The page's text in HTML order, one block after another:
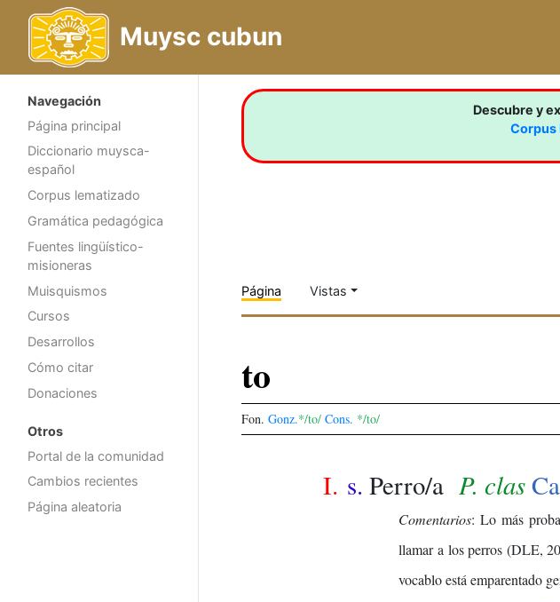
Muysc cubun
Navegación
Página principal
Diccionario muysca-
español
Corpus lematizado
Gramática pedagógica
Fuentes lingüístico-
misioneras
Muisquismos
Cursos
Desarrollos
Cómo citar
Donaciones
Otros
Portal de la comunidad
Cambios recientes
Página aleatoria
Descubre y
Corpus
Página Vistas
to
Fon. Gonz.*/to/ Cons. */to/
I. s. Perro/a P. clas
Comentarios: Lo más
llamar a los perros (DLE,
vocablo está emparentado